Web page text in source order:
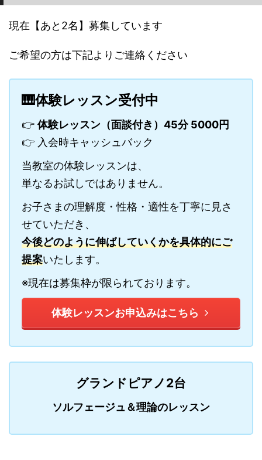
現在【あと2名】募集しています
ご希望の方は下記よりご連絡ください
🎹体験レッスン受付中
👉 体験レッスン（面談付き）45分 5000円
👉 入会時キャッシュバック
当教室の体験レッスンは、
単なるお試しではありません。
お子さまの理解度・性格・適性を丁寧に見さ
せていただき、
今後どのように伸ばしていくかを具体的にご
提案いたします。
※現在は募集枠が限られております。
体験レッスンお申込みはこちら
グランドピアノ2台
ソルフェージュ＆理論のレッスン